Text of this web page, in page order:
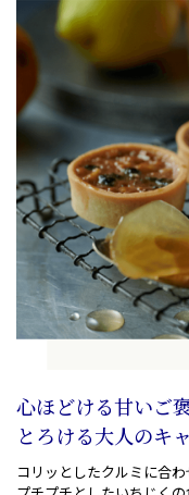
心ほどける甘いご褒
とろける大人のキ
コリッとしたクルミに合わ